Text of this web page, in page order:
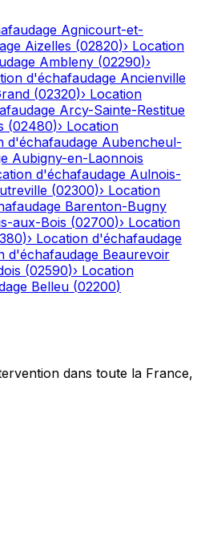
Agnicourt-et-
Aizelles (02820)› Location
Ambleny (02290)›
d'échafaudage Ancienville
(02320)› Location
Arcy-Sainte-Restitue
(02480)› Location
d'échafaudage Aubencheul-
Aubigny-en-Laonnois
d'échafaudage Aulnois-
(02300)› Location
Barenton-Bugny
aux-Bois (02700)› Location
)› Location d'échafaudage
d'échafaudage Beaurevoir
(02590)› Location
Belleu (02200)
dans toute la France,